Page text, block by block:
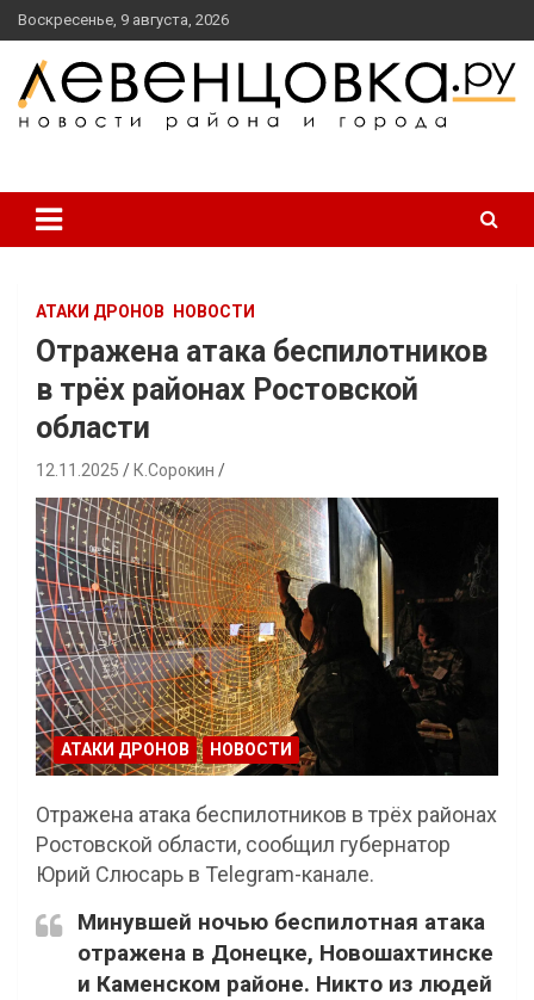
перейти
к
содержанию
Воскресенье, 9 августа, 2026
АТАКИ ДРОНОВ НОВОСТИ
Отражена атака беспилотников
в трёх районах Ростовской
области
12.11.2025 К.Сорокин
АТАКИ ДРОНОВ НОВОСТИ
Отражена атака беспилотников в трёх районах
Ростовской области, сообщил губернатор
Юрий Слюсарь в Telegram-канале.
Минувшей ночью беспилотная атака
отражена в Донецке, Новошахтинске
и Каменском районе. Никто из людей